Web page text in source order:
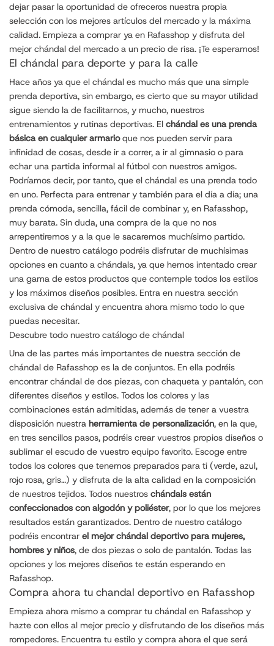
dejar pasar la oportunidad de ofreceros nuestra propia
selección con los mejores artículos del mercado y la máxima
calidad. Empieza a comprar ya en Rafasshop y disfruta del
mejor chándal del mercado a un precio de risa. ¡Te esperamos!
El chándal para deporte y para la calle
Hace años ya que el chándal es mucho más que una simple
prenda deportiva, sin embargo, es cierto que su mayor utilidad
sigue siendo la de facilitarnos, y mucho, nuestros
entrenamientos y rutinas deportivas. El chándal es una prenda
básica en cualquier armarioque nos pueden servir para
infinidad de cosas, desde ir a correr, a ir al gimnasio o para
echar una partida informal al fútbol con nuestros amigos.
Podríamos decir, por tanto, que el chándal es una prenda todo
en uno. Perfecta para entrenar y también para el día a día; una
prenda cómoda, sencilla, fácil de combinar y, en Rafasshop,
muy barata. Sin duda, una compra de la que no nos
arrepentiremos y a la que le sacaremos muchísimo partido.
Dentro de nuestro catálogo podréis disfrutar de muchísimas
opciones en cuanto a chándals, ya que hemos intentado crear
una gama de estos productos que contemple todos los estilos
y los máximos diseños posibles. Entra en nuestra sección
exclusiva de chándal y encuentra ahora mismo todo lo que
puedas necesitar.
Descubre todo nuestro catálogo de chándal
Una de las partes más importantes de nuestra sección de
chándal de Rafasshop es la de conjuntos. En ella podréis
encontrar chándal de dos piezas, con chaqueta y pantalón, con
diferentes diseños y estilos. Todos los colores y las
combinaciones están admitidas, además de tener a vuestra
disposición nuestra herramienta de personalización, en la que,
en tres sencillos pasos, podréis crear vuestros propios diseños o
sublimar el escudo de vuestro equipo favorito. Escoge entre
todos los colores que tenemos preparados para ti (verde, azul,
rojo rosa, gris…) y disfruta de la alta calidad en la composición
de nuestros tejidos. Todos nuestros chándals están
confeccionados con algodón y poliéster, por lo que los mejores
resultados están garantizados. Dentro de nuestro catálogo
podréis encontrar el mejor chándal deportivo para mujeres,
hombres y niños, de dos piezas o solo de pantalón. Todas las
opciones y los mejores diseños te están esperando en
Rafasshop.
Compra ahora tu chandal deportivo en Rafasshop
Empieza ahora mismo a comprar tu chándal en Rafasshop y
hazte con ellos al mejor precio y disfrutando de los diseños más
rompedores. Encuentra tu estilo y compra ahora el que será